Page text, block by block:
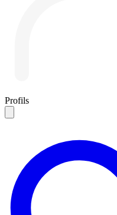
Profils